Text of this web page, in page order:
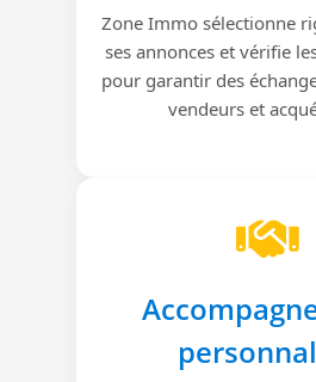
Zone Immo sélectionne
ses annonces et vérifie
pour garantir des
vendeurs et